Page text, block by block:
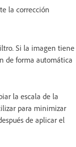
la corrección
Si la imagen tiene
de forma automática
la escala de la
para minimizar
de aplicar el